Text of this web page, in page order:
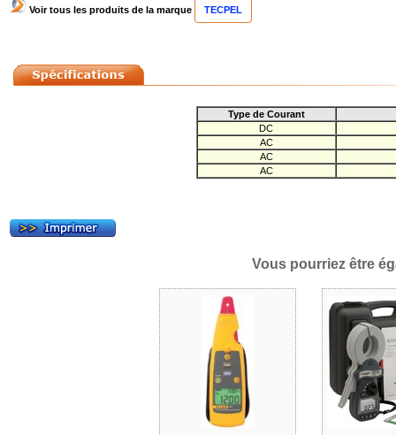
Voir tous les produits de la marque TECPEL
Type de Courant
DC
AC
AC
AC
Vous pourriez être